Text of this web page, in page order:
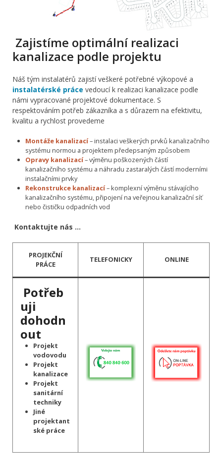
Zajistíme optimální realizaci
kanalizace podle projektu
Náš tým instalatérů zajistí veškeré potřebné výkopové a
instalatérské práce vedoucí k realizaci kanalizace podle
námi vypracované projektové dokumentace. S
respektováním potřeb zákazníka a s důrazem na efektivitu,
kvalitu a rychlost provedeme
Montáže kanalizací– instalaci veškerých prvků kanalizačního
systému normou a projektem předepsaným způsobem
Opravy kanalizací– výměnu poškozených částí
kanalizačního systému a náhradu zastaralých částí moderními
instalačními prvky
Rekonstrukce kanalizací– komplexní výměnu stávajícího
kanalizačního systému, připojení na veřejnou kanalizační síť
nebo čističku odpadních vod
Kontaktujte nás …
PROJEKČNÍ
PRÁCE
TELEFONICKY ONLINE
Potřeb
uji
dohodn
out
Projekt
vodovodu
Projekt
kanalizace
Projekt
sanitární
techniky
Jiné
projektant
ské práce